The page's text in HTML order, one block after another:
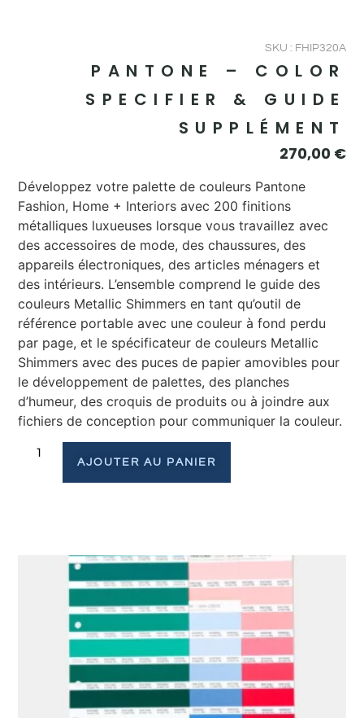
SKU : FHIP320A
PANTONE – COLOR
SPECIFIER & GUIDE
SUPPLÉMENT
270,00 €
Développez votre palette de couleurs Pantone
Fashion, Home + Interiors avec 200 finitions
métalliques luxueuses lorsque vous travaillez avec
des accessoires de mode, des chaussures, des
appareils électroniques, des articles ménagers et
des intérieurs. L’ensemble comprend le guide des
couleurs Metallic Shimmers en tant qu’outil de
référence portable avec une couleur à fond perdu
par page, et le spécificateur de couleurs Metallic
Shimmers avec des puces de papier amovibles pour
le développement de palettes, des planches
d’humeur, des croquis de produits ou à joindre aux
fichiers de conception pour communiquer la couleur.
AJOUTER AU PANIER